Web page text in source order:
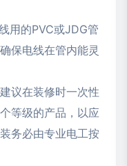
用的PVC或JDG管
保电线在管内能灵
议在装修时一次性
等级的产品，以应
务必由专业电工按